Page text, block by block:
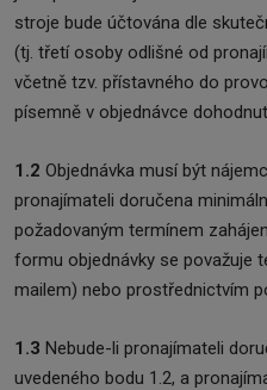
stroje bude účtována dle
(tj. třetí osoby odlišné od
včetně tzv. přístavného do
písemně v objednávce
1.2 Objednávka musí být
pronajímateli doručena
požadovaným termínem
formu objednávky se považuje
mailem) nebo prostřednictvím
1.3 Nebude-li pronajímateli
uvedeného bodu 1.2, a